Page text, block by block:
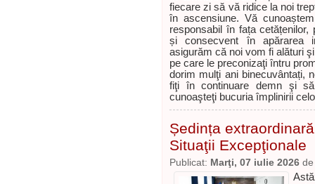
fiecare zi să vă ridice la noi
în ascensiune. Vă
responsabil în fața
și consecvent în apărarea
asigurăm că noi vom fi alături
pe care le preconizaţi întru
dorim mulţi ani binecuvântați,
fiţi în continuare demn şi
cunoaşteţi bucuria împlinirii
Ședința
Situaţii Excepţionale
Publicat: Marţi, 07 iulie 2026